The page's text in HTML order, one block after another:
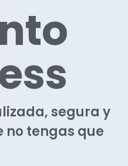
segura y
tengas que